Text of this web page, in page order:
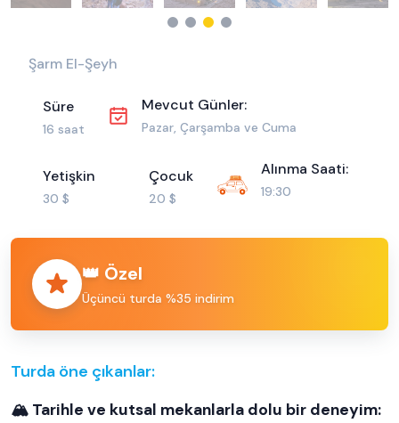
Şarm El-Şeyh
Süre
16 saat
Mevcut Günler:
Pazar, Çarşamba ve Cuma
Yetişkin
30 $
Çocuk
20 $
Alınma Saati:
19:30
👑 Özel
Üçüncü turda %35 indirim
Turda öne çıkanlar:
🏔️ Tarihle ve kutsal mekanlarla dolu bir deneyim: